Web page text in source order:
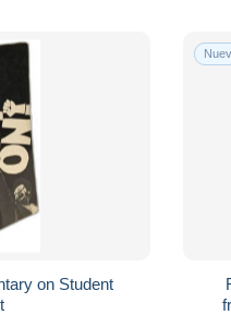
on Student